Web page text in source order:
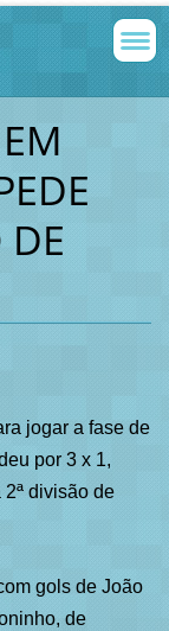
jogar a fase de
por 3 x 1,
divisão de
gols de João
de